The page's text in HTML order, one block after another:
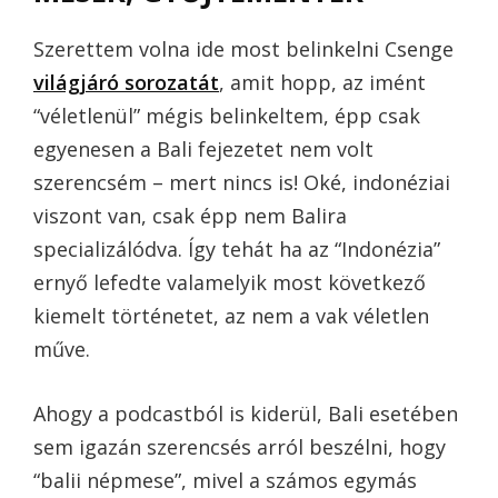
Szerettem volna ide most belinkelni Csenge
világjáró sorozatát, amit hopp, az imént
“véletlenül” mégis belinkeltem, épp csak
egyenesen a Bali fejezetet nem volt
szerencsém – mert nincs is! Oké, indonéziai
viszont van, csak épp nem Balira
specializálódva. Így tehát ha az “Indonézia”
ernyő lefedte valamelyik most következő
kiemelt történetet, az nem a vak véletlen
műve.
Ahogy a podcastból is kiderül, Bali esetében
sem igazán szerencsés arról beszélni, hogy
“balii népmese”, mivel a számos egymás